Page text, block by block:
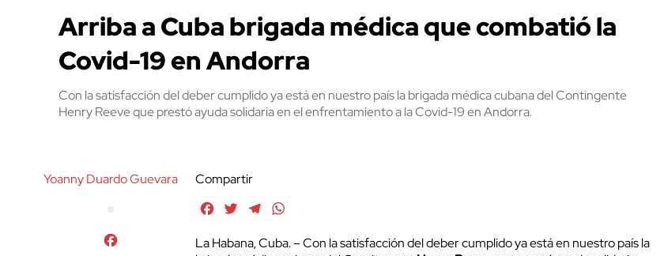
Arriba a Cuba brigada médica que combatió la
Covid-19 en Andorra
Con la satisfacción del deber cumplido ya está en nuestro país la brigada médica cubana del Contingente
Henry Reeve que prestó ayuda solidaria en el enfrentamiento a la Covid-19 en Andorra.
Yoanny Duardo Guevara
Compartir
FacebookTwitterTelegram
La Habana, Cuba. – Con la satisfacción del deber cumplido ya está en nuestro país la